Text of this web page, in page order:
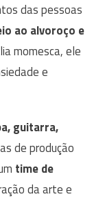
das pessoas
ao alvoroço e
momesca, ele
e
guitarra,
de produção
time de
da arte e